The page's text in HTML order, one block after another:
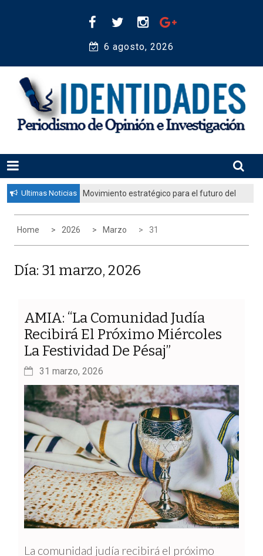
6 agosto, 2026
IDENTIDADES
Periodismo de Opinión e Investigación
Ultimas Noticias
Movimiento estratégico para el futuro del
fortalecer la educación judía en la
diáspora”
Home 2026 Marzo 31
Día: 31 marzo, 2026
AMIA: “La Comunidad Judía
Recibirá El Próximo Miércoles
La Festividad De Pésaj”
31 marzo, 2026
La comunidad judía recibirá el próximo